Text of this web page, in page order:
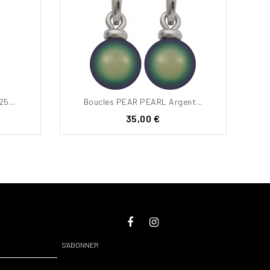
Boucles PEAR PEARL Argent...
Prix
35,00 €